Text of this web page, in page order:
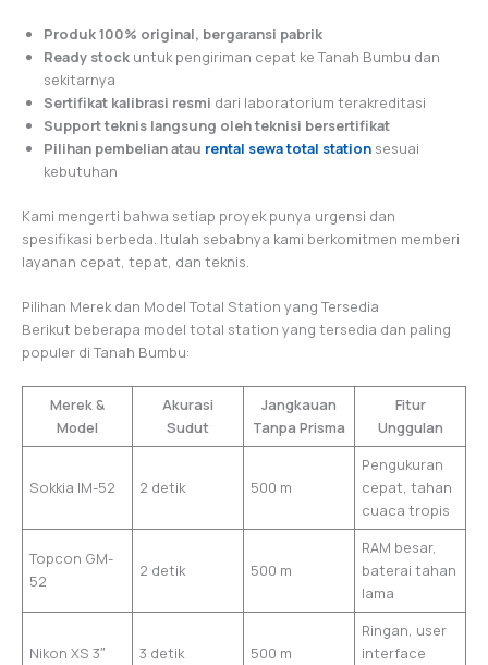
Produk 100% original, bergaransi pabrik
Ready stock untuk pengiriman cepat ke Tanah Bumbu dan
sekitarnya
Sertifikat kalibrasi resmi dari laboratorium terakreditasi
Support teknis langsung oleh teknisi bersertifikat
Pilihan pembelian atau rental sewa total station sesuai
kebutuhan
Kami mengerti bahwa setiap proyek punya urgensi dan
spesifikasi berbeda. Itulah sebabnya kami berkomitmen memberi
layanan cepat, tepat, dan teknis.
Pilihan Merek dan Model Total Station yang Tersedia
Berikut beberapa model total station yang tersedia dan paling
populer di Tanah Bumbu:
Merek &
Model
Akurasi
Sudut
Jangkauan
Tanpa Prisma
Fitur
Unggulan
Sokkia IM-52 2 detik 500 m
Pengukuran
cepat, tahan
cuaca tropis
Topcon GM-
52
2 detik 500 m
RAM besar,
baterai tahan
lama
Nikon XS 3″ 3 detik 500 m
Ringan, user
interface